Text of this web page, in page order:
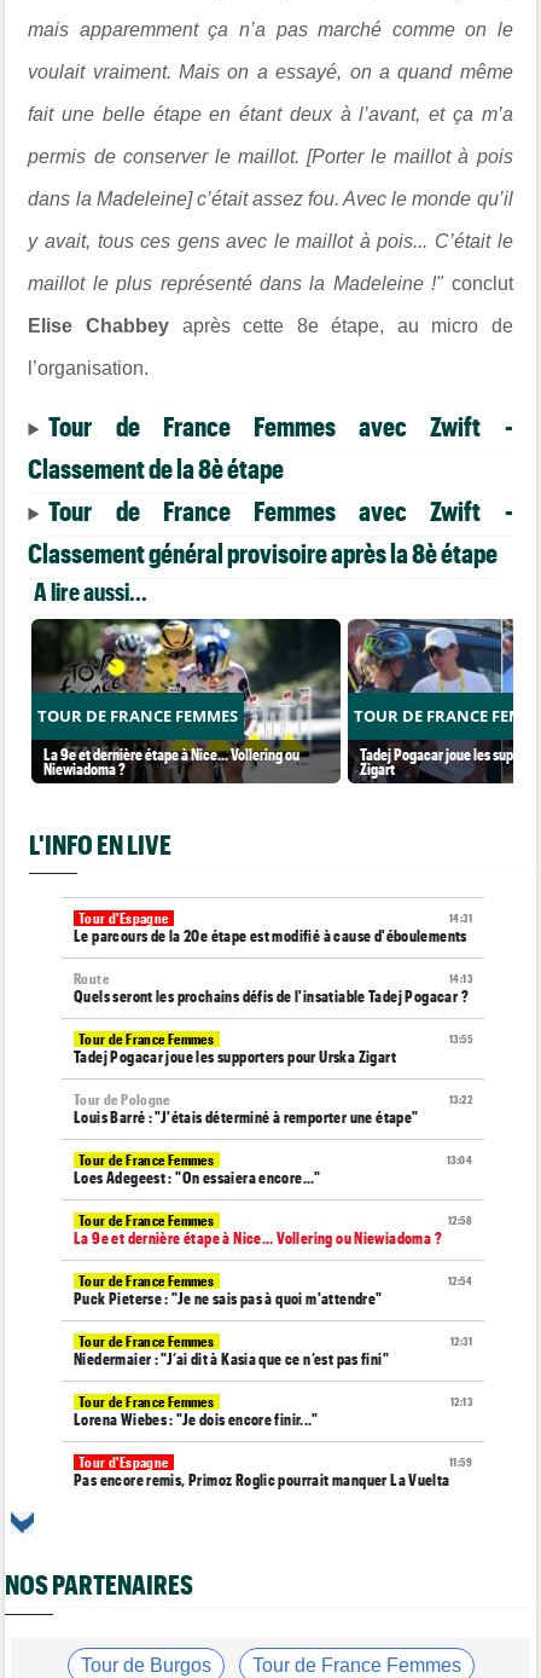
mais apparemment ça n’a pas marché comme on le
voulait vraiment. Mais on a essayé, on a quand même
fait une belle étape en étant deux à l’avant, et ça m’a
permis de conserver le maillot. [Porter le maillot à pois
dans la Madeleine] c’était assez fou. Avec le monde qu’il
y avait, tous ces gens avec le maillot à pois... C’était le
maillot le plus représenté dans la Madeleine !" conclut
Elise Chabbey après cette 8e étape, au micro de
l’organisation.
Tour de France Femmes avec Zwift -
Classement de la 8è étape
Tour de France Femmes avec Zwift -
Classement général provisoire après la 8è étape
A lire aussi...
TOUR DE FRANCE FEMMES
La 9e et dernière étape à Nice... Vollering ou
Niewiadoma ?
TOUR DE FRANCE
Tadej Pogacar joue les
Zigart
L'INFO EN LIVE
14:31
Tour d'Espagne
Le parcours de la 20e étape est modifié à cause d'éboulements
14:13
Route
Quels seront les prochains défis de l'insatiable Tadej Pogacar ?
13:55
Tour de France Femmes
Tadej Pogacar joue les supporters pour Urska Zigart
13:22
Tour de Pologne
Louis Barré : "J'étais déterminé à remporter une étape"
13:04
Tour de France Femmes
Loes Adegeest : "On essaiera encore..."
12:58
Tour de France Femmes
La 9e et dernière étape à Nice... Vollering ou Niewiadoma ?
12:54
Tour de France Femmes
Puck Pieterse : "Je ne sais pas à quoi m'attendre"
12:31
Tour de France Femmes
Niedermaier : "J’ai dit à Kasia que ce n’est pas fini"
12:13
Tour de France Femmes
Lorena Wiebes : "Je dois encore finir..."
11:59
Tour d'Espagne
Pas encore remis, Primoz Roglic pourrait manquer La Vuelta
Média
Cyclism’Actu recrute rédacteurs… toutes les informations ici !
La FDJ-SUEZ assume sa stratégie : "C'est ça, le cyclisme"
NOS PARTENAIRES
Tour de Burgos Tour de France Femmes